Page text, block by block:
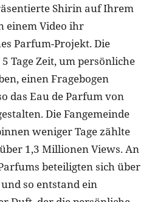
Shirin auf Ihrem
einem Video ihr
Parfum-Projekt. Die
Tage Zeit, um persönliche
einen Fragebogen
das Eau de Parfum von
Die Fangemeinde
weniger Tage zählte
1,3 Millionen Views. An
beteiligten sich über
so entstand ein